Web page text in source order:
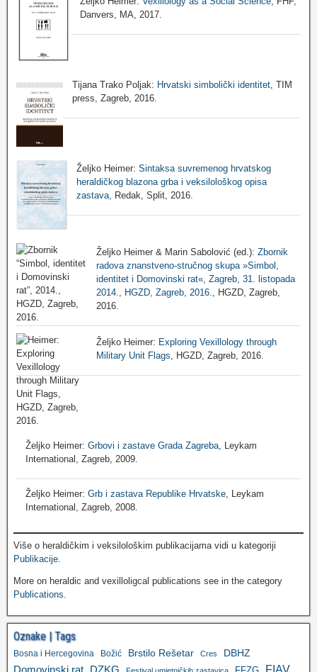
Danvers, MA, 2017.
Tijana Trako Poljak: Hrvatski simbolički identitet , TIM
press, Zagreb, 2016.
Željko Heimer: Sintaksa suvremenog hrvatskog
heraldičkog blazona grba i veksilološkog opisa
zastava, Redak, Split, 2016.
Željko Heimer & Marin Sabolović (ed.): Zbornik
radova znanstveno-stručnog skupa »Simbol,
identitet i Domovinski rat«, Zagreb, 31. listopada
2014., HGZD, Zagreb, 2016.
, HGZD, Zagreb,
2016.
Željko Heimer: Exploring Vexillology through
Military Unit Flags , HGZD, Zagreb, 2016.
Željko Heimer: Grbovi i zastave Grada Zagreba , Leykam
International, Zagreb, 2009.
Željko Heimer: Grb i zastava Republike Hrvatske, Leykam
International, Zagreb, 2008.
Više o heraldičkim i veksilološkim publikacijama vidi u kategoriji
Publikacije
More on heraldic and vexilloligcal publications see in the category
Publications
Oznake | Tags
Bosna i Hercegovina Božić Brstilo Rešetar Cres DBHZ
DZKG FIAV